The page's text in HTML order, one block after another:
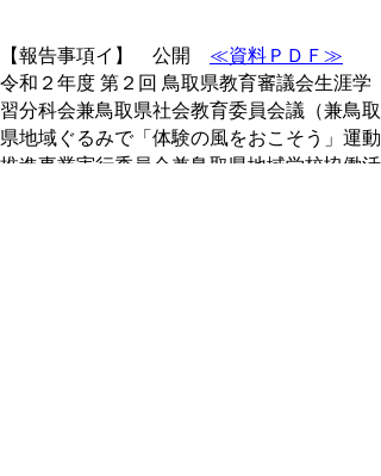
【報告事項イ】 公開 ≪資料ＰＤＦ≫
令和２年度 第２回 鳥取県教育審議会生涯学
習分科会兼鳥取県社会教育委員会議（兼鳥取
県地域ぐるみで「体験の風をおこそう」運動
推進事業実行委員会兼鳥取県地域学校協働活